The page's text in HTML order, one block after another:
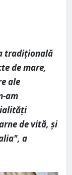
tradițională
de mare,
ale
am
de vită, și
a